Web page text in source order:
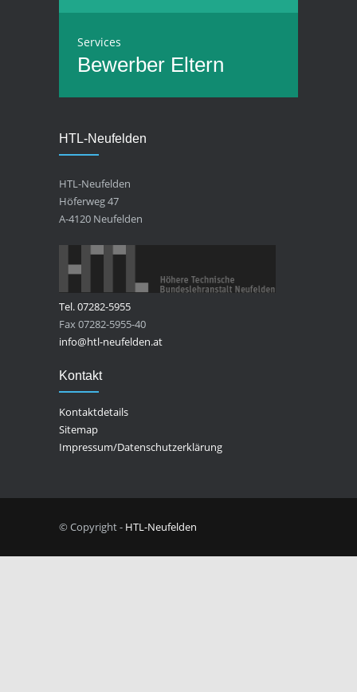
Services
Bewerber Eltern
HTL-Neufelden
HTL-Neufelden
Höferweg 47
A-4120 Neufelden
Tel. 07282-5955
Fax 07282-5955-40
info@htl-neufelden.at
Kontakt
Kontaktdetails
Sitemap
Impressum/Datenschutzerklärung
© Copyright - HTL-Neufelden